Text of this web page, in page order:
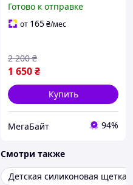
покрытием, ионизацией,
12 режимов
22
Готово к отправке
от 165₴/мес
1 650₴
2 200 ₴
Купить
МегаБайт 94%
Смотри также
Детская силиконовая щетка